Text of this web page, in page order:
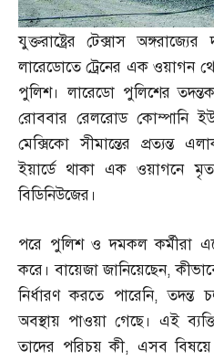
যুক্তরাষ্ট্রের টেক্সাস অঙ্গরাজ্যের
লারেডোতে ট্রেনের এক ওয়াগন
পুলিশ। লারেডো পুলিশের
রোববার রেলরোড কোম্পানি
মেক্সিকো সীমান্তের প্রত্যন্ত
ইয়ার্ডে থাকা এক ওয়াগনে
বিডিনিউজের।
পরে পুলিশ ও দমকল কর্মীরা
করে। বায়েজা জানিয়েছেন,
নির্ধারণ করতে পারেনি,তদন্ত
অবস্থায় পাওয়া গেছে। এই
তাদের পরিচয় কী, এসব